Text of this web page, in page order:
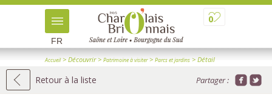
0
FR
Accueil> Découvrir> Patrimoine à visiter> Parcs et jardins > Détail
Retour à la liste Partager :